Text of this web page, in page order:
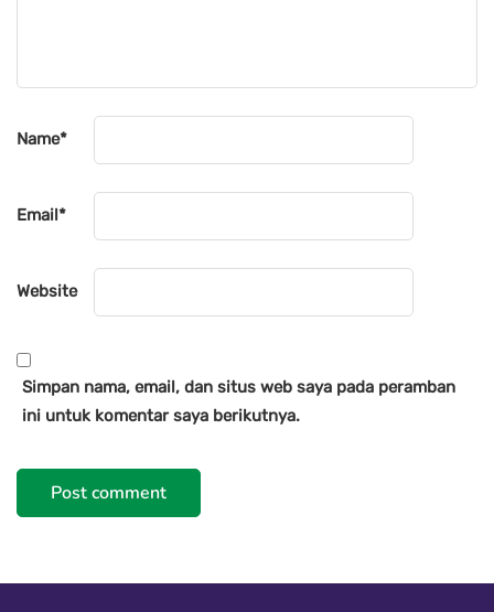
Name*
Email*
Website
Simpan nama, email, dan situs web saya pada peramban
ini untuk komentar saya berikutnya.